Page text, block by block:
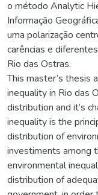
o método Analytic
Informação
uma polarização
carências e
Rio das Ostras.
This master’s thesis
inequality in Rio das
distribution and it’s
inequality is the
distribution of
investiments among
environmental
distribution of